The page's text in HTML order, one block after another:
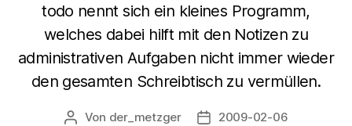
todo nennt sich ein kleines Programm,
welches dabei hilft mit den Notizen zu
administrativen Aufgaben nicht immer wieder
den gesamten Schreibtisch zu vermüllen.
Beitragsautor
Von der_metzger Veröffentlichungsdatum
2009-02-06